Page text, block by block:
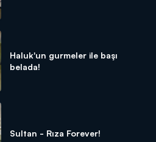
Haluk'un gurmeler ile başı
belada!
Sultan - Rıza Forever!